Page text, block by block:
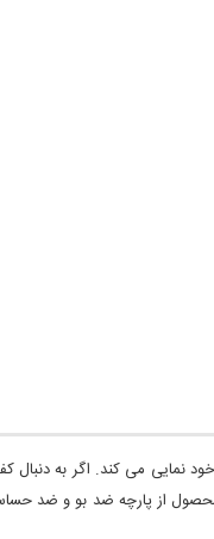
نمایی می کند. اگر به دنبال
از پارچه ضد بو و ضد